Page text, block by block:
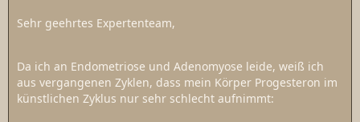
Sehr geehrtes Expertenteam,
Da ich an Endometriose und Adenomyose leide, weiß ich
aus vergangenen Zyklen, dass mein Körper Progesteron im
künstlichen Zyklus nur sehr schlecht aufnimmt: